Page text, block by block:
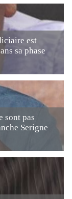
est
sa phase
sont pas
Serigne